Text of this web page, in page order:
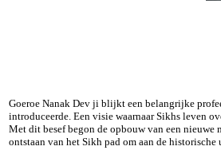
Goeroe Nanak Dev ji blijkt een belangrijke
introduceerde. Een visie waarnaar Sikhs leven
Met dit besef begon de opbouw van een nieuwe
ontstaan van het Sikh pad om aan de